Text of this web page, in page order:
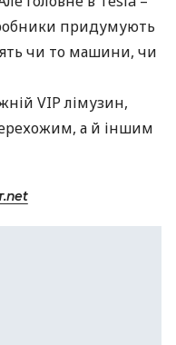
придумують
чи то машини, чи
VIPлімузин,
а й іншим